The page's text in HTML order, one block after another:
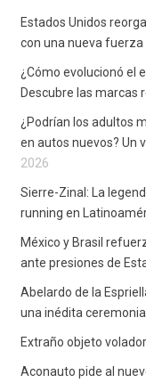
Estados Unidos
con una nueva fuerza
¿Cómo evolucionó el
Descubre las marcas
¿Podrían los adultos
en autos nuevos? Un
2026
Sierre-Zinal: La
running en
México y Brasil
ante presiones de
Abelardo de la
una inédita ceremonia
Extraño objeto
Aconauto pide al